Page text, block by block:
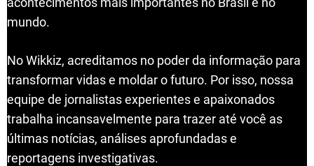
mundo.
No Wikkiz, acreditamos no poder da informação para
transformar vidas e moldar o futuro. Por isso, nossa
equipe de jornalistas experientes e apaixonados
trabalha incansavelmente para trazer até você as
últimas notícias, análises aprofundadas e
reportagens investigativas.